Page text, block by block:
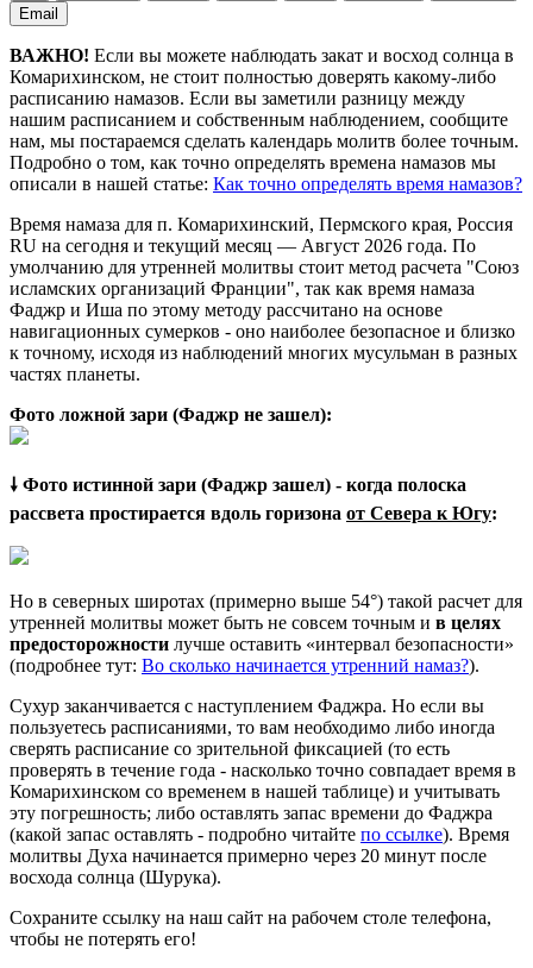
Email
ВАЖНО! Если вы можете наблюдать закат и восход солнца в
Комарихинском, не стоит полностью доверять какому-либо
расписанию намазов. Если вы заметили разницу между
нашим расписанием и собственным наблюдением, сообщите
нам, мы постараемся сделать календарь молитв более точным.
Подробно о том, как точно определять времена намазов мы
описали в нашей статье: Как точно определять время намазов?
Время намаза для п. Комарихинский, Пермского края, Россия
RU на сегодня и текущий месяц — Август 2026 года. По
умолчанию для утренней молитвы стоит метод расчета "Союз
исламских организаций Франции", так как время намаза
Фаджр и Иша по этому методу рассчитано на основе
навигационных сумерков - оно наиболее безопасное и близко
к точному, исходя из наблюдений многих мусульман в разных
частях планеты.
Фото ложной зари (Фаджр не зашел):
🠗 Фото истинной зари (Фаджр зашел) - когда полоска
рассвета простирается вдоль горизона от Севера к Югу:
Но в северных широтах (примерно выше 54°) такой расчет для
утренней молитвы может быть не совсем точным и в целях
предосторожности лучше оставить «интервал безопасности»
(подробнее тут: Во сколько начинается утренний намаз?).
Сухур заканчивается с наступлением Фаджра. Но если вы
пользуетесь расписаниями, то вам необходимо либо иногда
сверять расписание со зрительной фиксацией (то есть
проверять в течение года - насколько точно совпадает время в
Комарихинском со временем в нашей таблице) и учитывать
эту погрешность; либо оставлять запас времени до Фаджра
(какой запас оставлять - подробно читайте по ссылке). Время
молитвы Духа начинается примерно через 20 минут после
восхода солнца (Шурука).
Сохраните ссылку на наш сайт на рабочем столе телефона,
чтобы не потерять его!